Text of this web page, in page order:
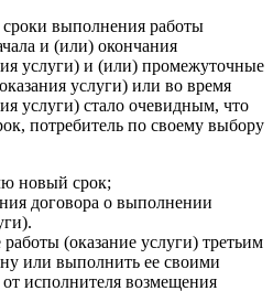
выполнения работы
и (или) окончания
услуги) и (или) промежуточные
услуги) или во время
услуги) стало очевидным, что
потребитель по своему выбору
новый срок;
договора о выполнении
(оказание услуги) третьим
или выполнить ее своими
исполнителя возмещения